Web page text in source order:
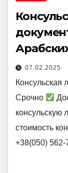
07.02.2025
Консульская
Срочно
консульскую
стоимость
+38(050)